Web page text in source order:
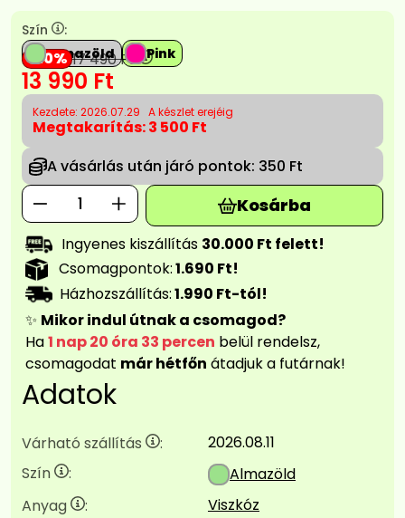
Szín
:
Almazöld
Pink
20 17 490Ft
13 990 Ft
Kezdete: 2026.07.29 A készlet erejéig
Megtakarítás:3 500 Ft
A vásárlás után járó pontok: 350 Ft
Kosárba
Ingyenes kiszállítás 30.000 Ft felett!
Csomagpontok:1.690 Ft!
Házhozszállítás:1.990 Ft-tól!
✨ Mikor indul útnak a csomagod?
Ha1 nap 20 óra 33 percen belül rendelsz,
csomagodat már hétfőn átadjuk a futárnak!
Adatok
Várható szállítás :
2026.08.11
Szín
:
Almazöld
Anyag
: Viszkóz